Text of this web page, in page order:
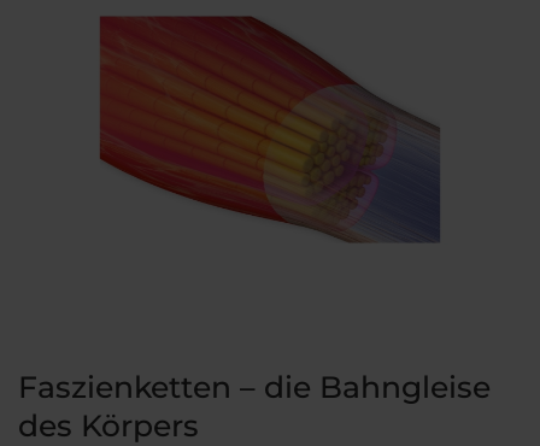
Faszienketten – die Bahngleise
des Körpers